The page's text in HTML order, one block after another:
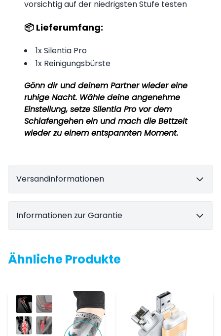
vorsichtig auf der niedrigsten Stufe testen
📦 Lieferumfang:
1x Silentia Pro
1x Reinigungsbürste
Gönn dir und deinem Partner wieder eine
ruhige Nacht. Wähle deine angenehme
Einstellung, setze Silentia Pro vor dem
Schlafengehen ein und mach die Bettzeit
wieder zu einem entspannten Moment.
Versandinformationen
Informationen zur Garantie
Ähnliche Produkte